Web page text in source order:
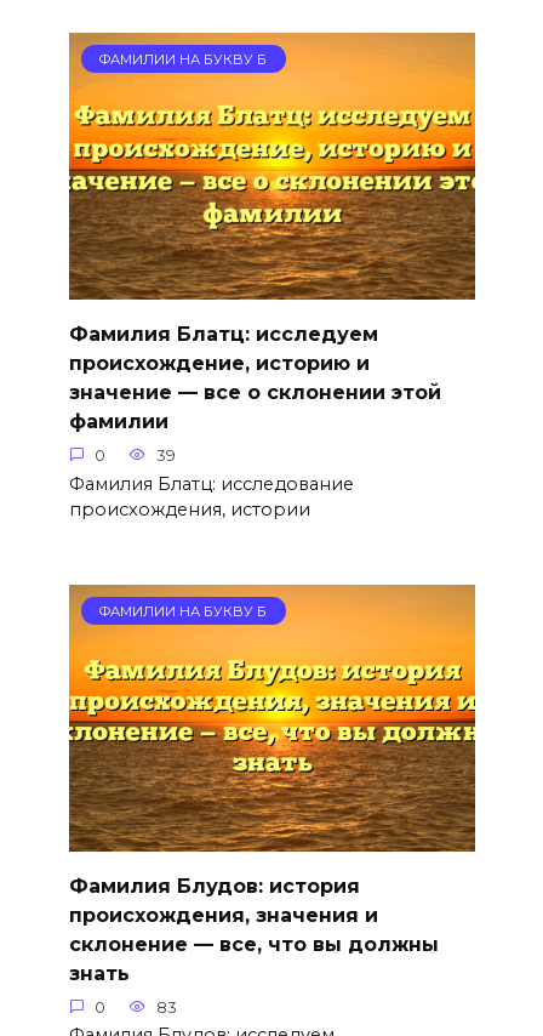
ФАМИЛИИ НА БУКВУ Б
Фамилия Блатц: исследуем
происхождение, историю и
значение — все о склонении этой
фамилии
0 39
Фамилия Блатц: исследование
происхождения, истории
ФАМИЛИИ НА БУКВУ Б
Фамилия Блудов: история
происхождения, значения и
склонение — все, что вы должны
знать
0 83